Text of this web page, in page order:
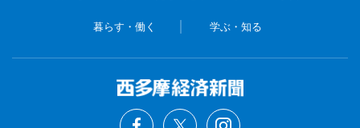
暮らす・働く 学ぶ・知る